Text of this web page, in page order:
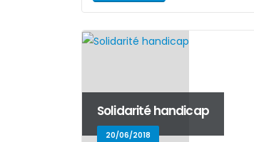
Solidarité handicap
20/06/2018